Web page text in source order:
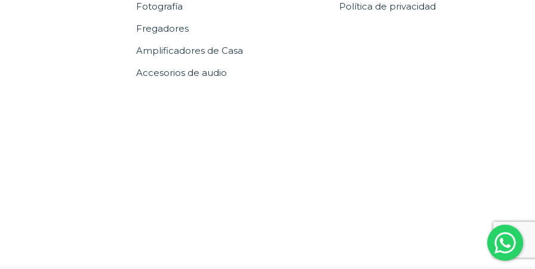
Fotografía
Fregadores
Amplificadores de Casa
Accesorios de audio
Política de privacidad